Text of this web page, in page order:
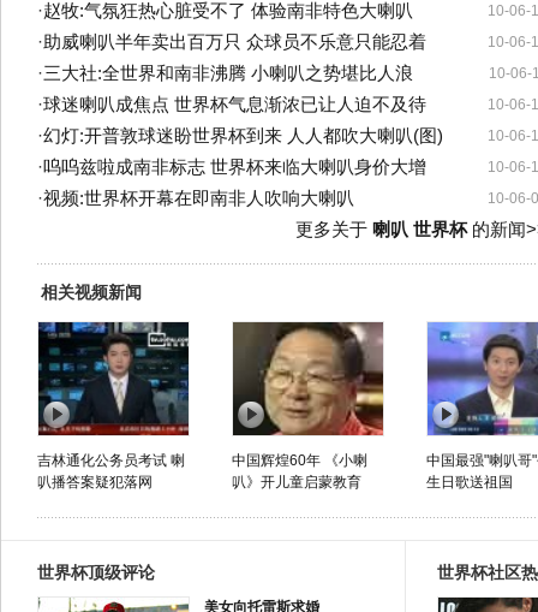
10-06-
·赵牧:气氛狂热心脏受不了 体验南非特色大喇叭
10-06-
·助威喇叭半年卖出百万只 众球员不乐意只能忍着
10-06-
·三大社:全世界和南非沸腾 小喇叭之势堪比人浪
10-06-
·球迷喇叭成焦点 世界杯气息渐浓已让人迫不及待
10-06-
·幻灯:开普敦球迷盼世界杯到来 人人都吹大喇叭(图)
10-06-
·呜呜兹啦成南非标志 世界杯来临大喇叭身价大增
10-06-
·视频:世界杯开幕在即南非人吹响大喇叭
更多关于 喇叭 世界杯的新闻
相关视频新闻
吉林通化公务员考试 喇
叭播答案疑犯落网
中国辉煌60年 《小喇
叭》开儿童启蒙教育
中国最强"喇叭哥
生日歌送祖国
世界杯顶级评论
美女向托雷斯求婚
世界杯社区